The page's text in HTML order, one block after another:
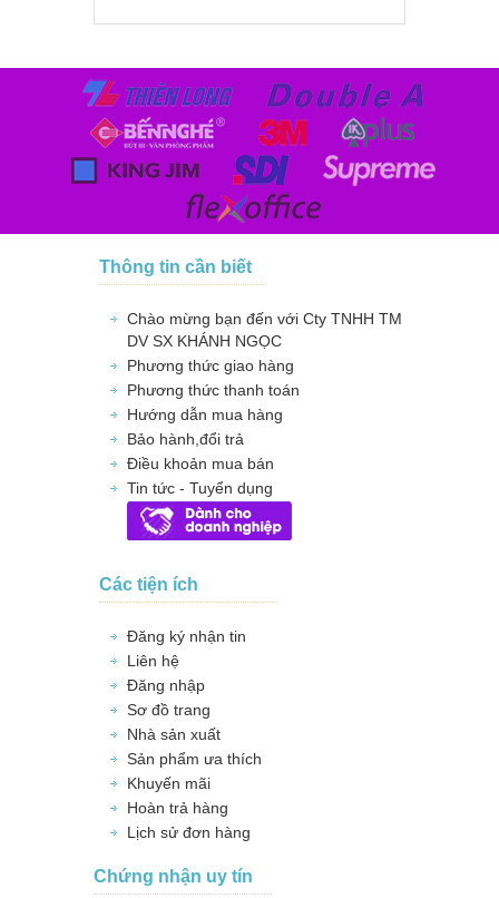
Thông tin cần biết
Chào mừng bạn đến với Cty TNHH TM
DV SX KHÁNH NGỌC
Phương thức giao hàng
Phương thức thanh toán
Hướng dẫn mua hàng
Bảo hành,đổi trả
Điều khoản mua bán
Tin tức - Tuyển dụng
Các tiện ích
Đăng ký nhận tin
Liên hệ
Đăng nhập
Sơ đồ trang
Nhà sản xuất
Sản phẩm ưa thích
Khuyến mãi
Hoàn trả hàng
Lịch sử đơn hàng
Chứng nhận uy tín